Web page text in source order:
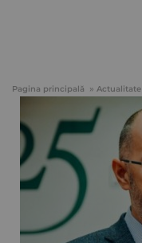
Pagina principală Actualitate